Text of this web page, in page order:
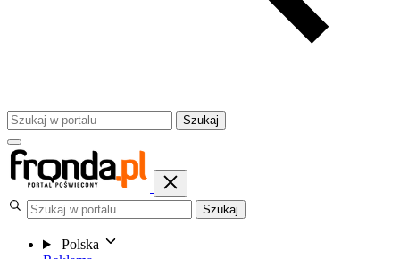
Szukaj
Szukaj
Polska